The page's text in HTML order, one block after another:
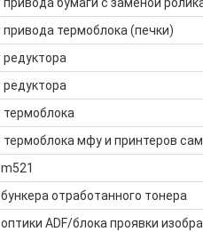
бумаги с заменой
термоблока (печки)
редуктора
редуктора
термоблока
термоблока мфу и принтеров
отработанного тонера
ADF/блока проявки